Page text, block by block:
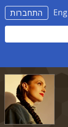
התחברות